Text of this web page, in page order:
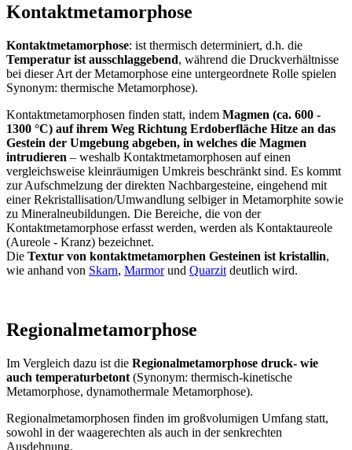
Kontaktmetamorphose
Kontaktmetamorphose: ist thermisch determiniert, d.h. die
Temperatur ist ausschlaggebend, während die Druckverhältnisse
bei dieser Art der Metamorphose eine untergeordnete Rolle spielen
Synonym: thermische Metamorphose).
Kontaktmetamorphosen finden statt, indem Magmen (ca. 600 -
1300 °C) auf ihrem Weg Richtung Erdoberfläche Hitze an das
Gestein der Umgebung abgeben, in welches die Magmen
intrudieren – weshalb Kontaktmetamorphosen auf einen
vergleichsweise kleinräumigen Umkreis beschränkt sind. Es kommt
zur Aufschmelzung der direkten Nachbargesteine, eingehend mit
einer Rekristallisation/Umwandlung selbiger in Metamorphite sowie
zu Mineralneubildungen. Die Bereiche, die von der
Kontaktmetamorphose erfasst werden, werden als Kontaktaureole
(Aureole - Kranz) bezeichnet.
Die Textur von kontaktmetamorphen Gesteinen ist kristallin,
wie anhand von Skarn, Marmorund Quarzit deutlich wird.
Regionalmetamorphose
Im Vergleich dazu ist die Regionalmetamorphose druck- wie
auch temperaturbetont (Synonym: thermisch-kinetische
Metamorphose, dynamothermale Metamorphose).
Regionalmetamorphosen finden im großvolumigen Umfang statt,
sowohl in der waagerechten als auch in der senkrechten
Ausdehnung.